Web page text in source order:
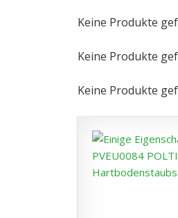
Keine Produkte
Keine Produkte
Keine Produkte